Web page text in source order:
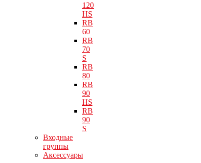
120
HS
RB
60
RB
70
S
RB
80
RB
90
HS
RB
90
S
Входные
группы
Аксессуары